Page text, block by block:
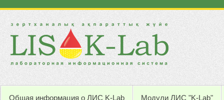
Общая информация о ЛИС K-Lab Модули ЛИС "K-Lab"